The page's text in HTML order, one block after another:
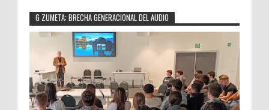
G ZUMETA: BRECHA GENERACIONAL DEL AUDIO